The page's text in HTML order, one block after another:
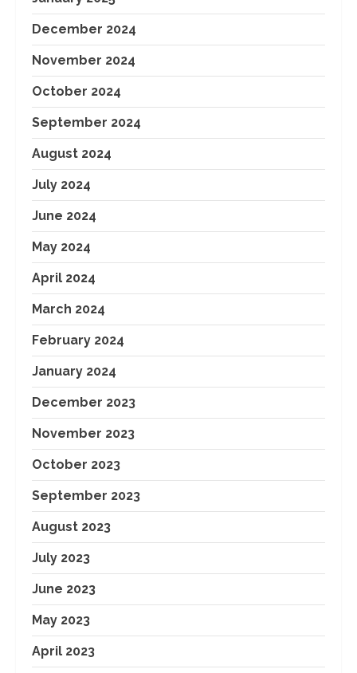
December 2024
November 2024
October 2024
September 2024
August 2024
July 2024
June 2024
May 2024
April 2024
March 2024
February 2024
January 2024
December 2023
November 2023
October 2023
September 2023
August 2023
July 2023
June 2023
May 2023
April 2023